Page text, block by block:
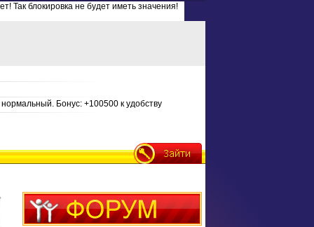
Так блокировка не будет иметь значения!
Бонус: +100500 к удобству